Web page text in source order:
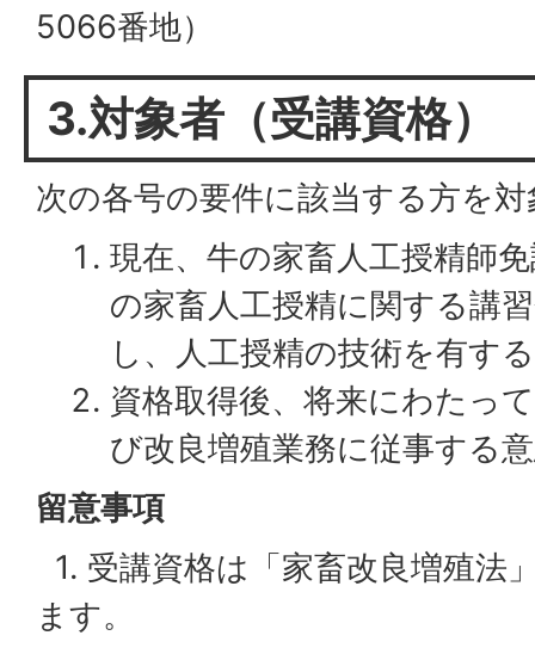
5066番地）
3.対象者（受講資格）
次の各号の要件に該当する方を
現在、牛の家畜人工授精師
の家畜人工授精に関する講
し、人工授精の技術を有す
資格取得後、将来にわたっ
び改良増殖業務に従事する
留意事項
1. 受講資格は「家畜改良増殖法
ます。